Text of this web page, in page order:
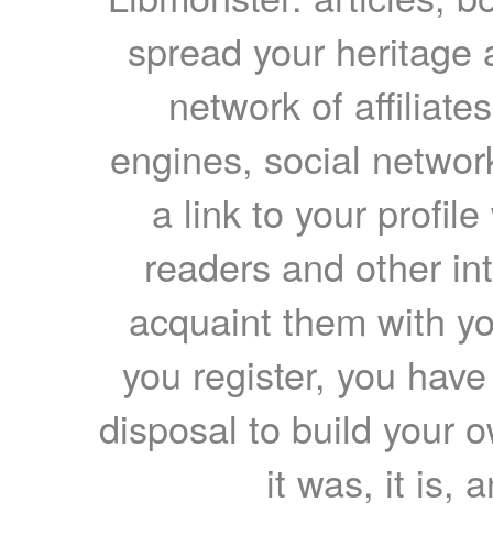
spread your heritage
network of
engines, social
a link to your
readers and other
acquaint them with
you register, you
disposal to build your
it was, it is,